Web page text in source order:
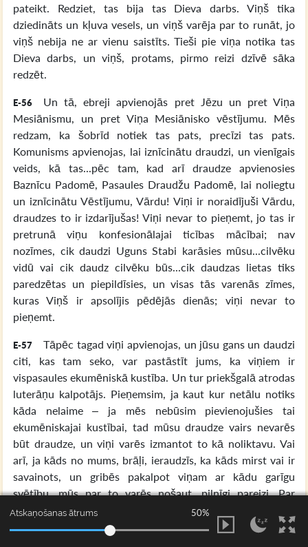
pateikt. Redziet, tas bija tas Dieva darbs. Viņš tika
dziedināts un kļuva vesels, un viņš varēja par to runāt, jo
viņš nebija ne ar vienu saistīts. Tieši pie viņa notika tas
Dieva darbs, un viņš, protams, pirmo reizi dzīvē sāka
redzēt.
E-56
Un tā, ebreji apvienojās pret Jēzu un pret Viņa
Mesiānismu, un pret Viņa Mesiānisko vēstījumu. Mēs
redzam, ka šobrīd notiek tas pats, precīzi tas pats.
Komunisms apvienojas, lai iznīcinātu draudzi, un vienīgais
veids, kā tas...pēc tam, kad arī draudze apvienosies
Baznīcu Padomē, Pasaules Draudžu Padomē, lai noliegtu
un iznīcinātu Vēstījumu, Vārdu! Viņi ir noraidījuši Vārdu,
draudzes to ir izdarījušas! Viņi nevar to pieņemt, jo tas ir
pretrunā viņu konfesionālajai ticības mācībai; nav
nozīmes, cik daudzi Uguns Stabi karāsies mūsu...cilvēku
vidū vai cik daudz cilvēku būs...cik daudzas lietas tiks
paredzētas un piepildīsies, un visas tās varenās zīmes,
kuras Viņš ir apsolījis pēdējās dienās; viņi nevar to
pieņemt.
E-57
Tāpēc tagad viņi apvienojas, un jūsu gans un daudzi
citi, kas tam seko, var pastāstīt jums, ka viņiem ir
vispasaules ekumēniskā kustība. Un tur priekšgalā atrodas
luterāņu kalpotājs. Pieņemsim, ja kaut kur netālu notiks
kāda nelaime – ja mēs nebūsim pievienojušies tai
ekumēniskajai kustībai, tad mūsu draudze vairs nevarēs
būt draudze, un viņi varēs izmantot to kā noliktavu. Vai
arī, ja kāds no mums, brāļi, ieraudzīs, ka kāds mirst vai ir
savainots, un gribēs pakalpot viņam ar kādu garīgu
svētību, mūs par to varēs nošaut, pilnīgi pareizi. Par
jebkādu kalpošanu varēs saņemt līdz desmit gadiem
federālajā cietumā, ja mēs neesam tās ekumēniskās
Atskaņošanas ātrums 50%